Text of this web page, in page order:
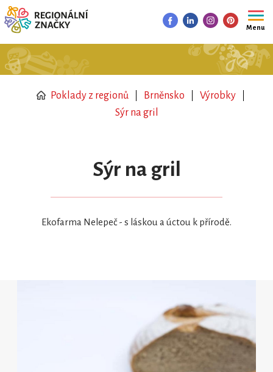
Menu
Poklady z regionů Brněnsko
Výrobky
Sýr na gril
Sýr na gril
Ekofarma Nelepeč - s láskou a úctou k přírodě.